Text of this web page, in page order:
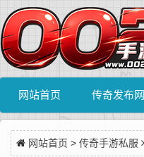
网站首页 传奇发布网
网站首页 > 传奇手游私服